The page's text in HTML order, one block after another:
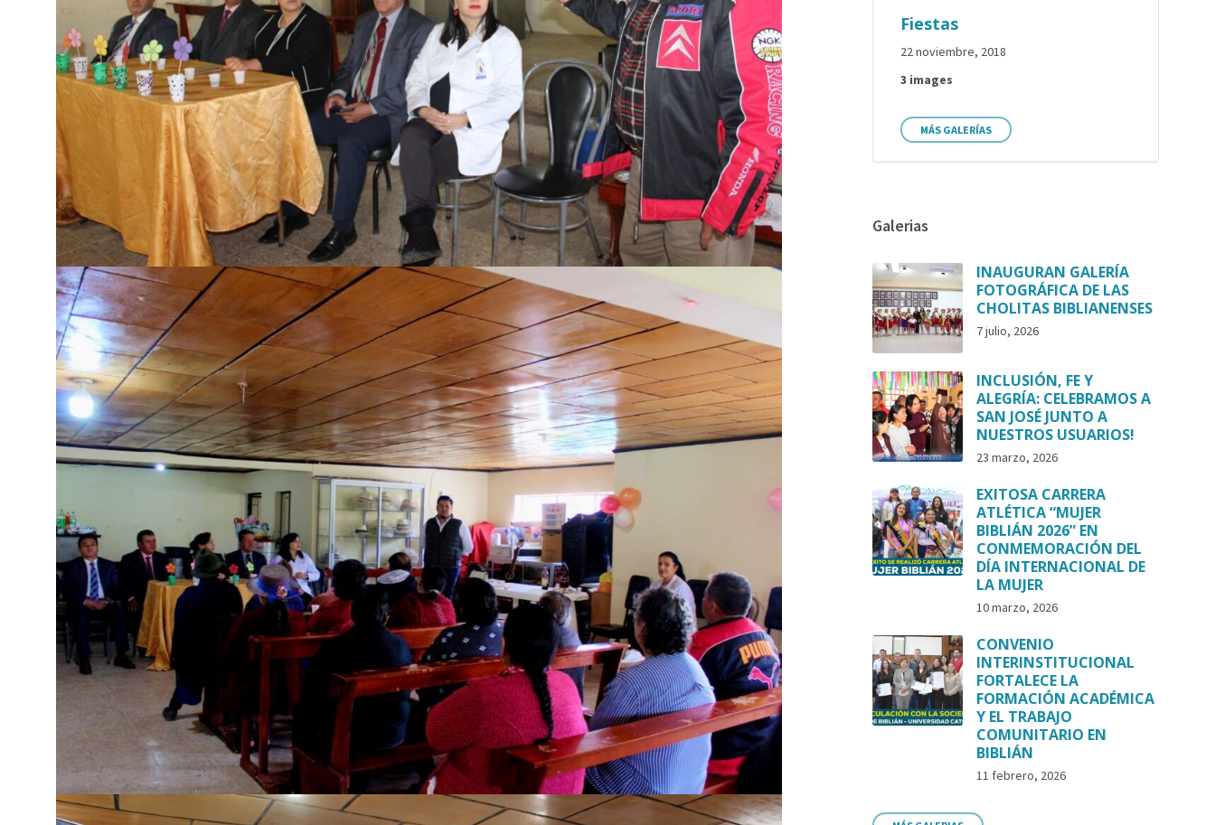
Fiestas
22 noviembre, 2018
3 images
MÁS GALERÍAS
Galerias
INAUGURAN GALERÍA
FOTOGRÁFICA DE LAS
CHOLITAS BIBLIANENSES
7 julio, 2026
INCLUSIÓN, FE Y
ALEGRÍA: CELEBRAMOS A
SAN JOSÉ JUNTO A
NUESTROS USUARIOS!
23 marzo, 2026
EXITOSA CARRERA
ATLÉTICA “MUJER
BIBLIÁN 2026” EN
CONMEMORACIÓN DEL
DÍA INTERNACIONAL DE
LA MUJER
10 marzo, 2026
CONVENIO
INTERINSTITUCIONAL
FORTALECE LA
FORMACIÓN ACADÉMICA
Y EL TRABAJO
COMUNITARIO EN
BIBLIÁN
11 febrero, 2026